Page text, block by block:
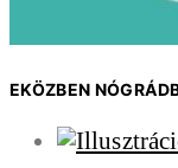
EKÖZBEN